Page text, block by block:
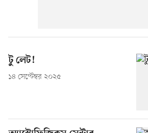
টু লেট!
১৪ সেপ্টেম্বর ২০২৫